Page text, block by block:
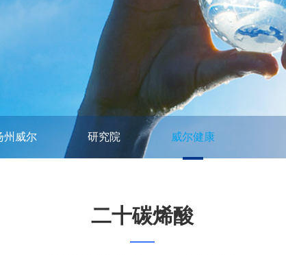
州威尔 研究院 威尔健康
二十碳烯酸